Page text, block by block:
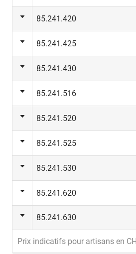
85.241.420
85.241.425
85.241.430
85.241.516
85.241.520
85.241.525
85.241.530
85.241.620
85.241.630
Prix indicatifs pour artisans en